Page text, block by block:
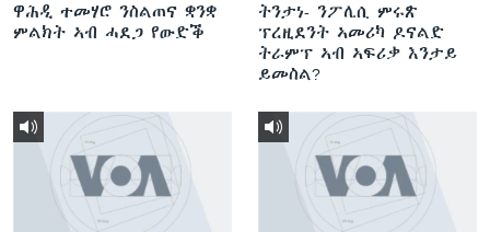
ዋሕዲ ተመሃሮ ንስልጠና ቋንቋ
ምልክት ኣብ ሓደጋ የውድቕ
ትንታነ- ንፖሊሲ ምሩጽ
ፕረዚደንት ኣመሪካ ዶናልድ
ትራምፕ ኣብ ኣፍሪቃ እንታይ
ይመስል?